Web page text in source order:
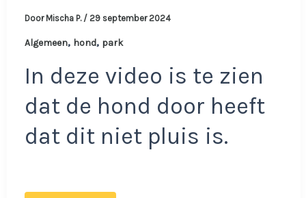
Door Mischa P. / 29 september 2024
Algemeen, hond, park
In deze video is te zien
dat de hond door heeft
dat dit niet pluis is.